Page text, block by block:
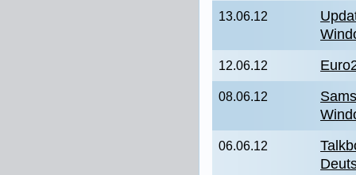
13.06.12
12.06.12
08.06.12
06.06.12